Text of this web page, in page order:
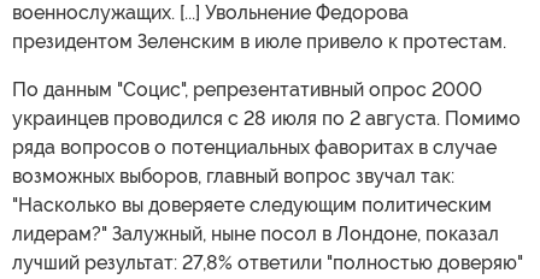
военнослужащих. [...] Увольнение Федорова
президентом Зеленским в июле привело к протестам.
По данным "Социс", репрезентативный опрос 2000
украинцев проводился с 28 июля по 2 августа. Помимо
ряда вопросов о потенциальных фаворитах в случае
возможных выборов, главный вопрос звучал так:
"Насколько вы доверяете следующим политическим
лидерам?" Залужный, ныне посол в Лондоне, показал
лучший результат: 27,8% ответили "полностью доверяю"